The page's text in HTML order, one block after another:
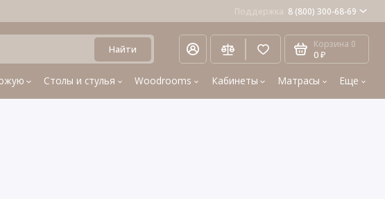
Поддержка 8 (800) 300-68-69
Найти Корзина 0
0 ₽
Столы и стулья Woodrooms Кабинеты Матрасы Еще